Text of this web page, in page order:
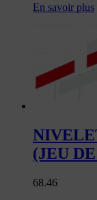
En savoir plus
(JEU
68.46